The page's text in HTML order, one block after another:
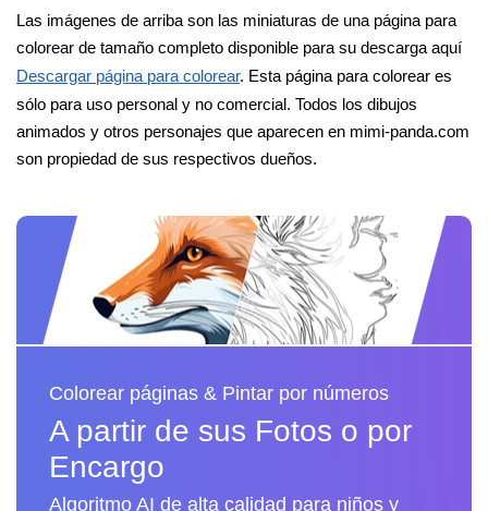
Las imágenes de arriba son las miniaturas de una página para
colorear de tamaño completo disponible para su descarga aquí
Descargar página para colorear. Esta página para colorear es
sólo para uso personal y no comercial. Todos los dibujos
animados y otros personajes que aparecen en mimi-panda.com
son propiedad de sus respectivos dueños.
Colorear páginas & Pintar por números
A partir de sus Fotos o por
Encargo
Algoritmo AI de alta calidad para niños y